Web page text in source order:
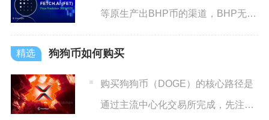
等原生产出BHP币的渠道，BHP无法
通过矿机、显卡、硬盘设
狗狗币如何购买
购买狗狗币（DOGE）的核心路径是
通过主流中心化交易所完成，先注册